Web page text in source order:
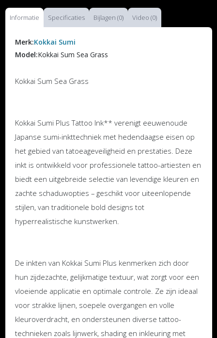
Informatie Specificaties Bijlagen (0) Video (0)
Merk:Kokkai Sumi
Model:Kokkai Sum Sea Grass
Kokkai Sum Sea Grass
Kokkai Sumi Plus Tattoo Ink** verenigt eeuwenoude
Japanse sumi-inkttechniek met hedendaagse eisen op
het gebied van tatoeageveiligheid en prestaties. Deze
inkt is ontwikkeld voor professionele tattoo-artiesten en
biedt een uitgebreide selectie van levendige kleuren en
zachte schaduwopties – geschikt voor uiteenlopende
stijlen, van traditionele bold designs tot
hyperrealistische kunstwerken.
De inkten van Kokkai Sumi Plus kenmerken zich door
hun zijdezachte, gelijkmatige textuur, wat zorgt voor een
vloeiende applicatie en optimale controle. Ze zijn ideaal
voor strakke lijnen, soepele overgangen en volle
kleuroverdracht, en ondersteunen diverse tattoo-
technieken zoals lijnwerk, shading en inkleuring met